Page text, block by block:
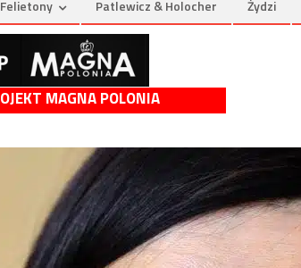
Felietony Patlewicz & Holocher Żydzi
MAGNA POLONIA